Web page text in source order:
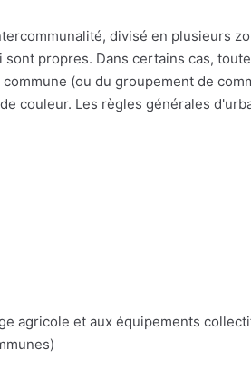
divisé en plusieurs
propres. Dans certains cas,
(ou du groupement de
couleur. Les règles générales
agricole et aux équipements